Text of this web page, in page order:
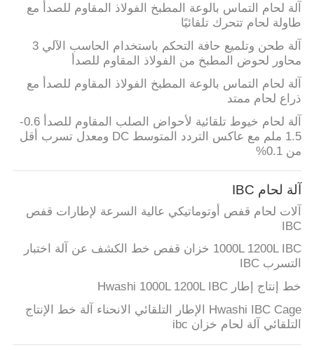
سياسة
الخصوصية
آلة لحام التماس بالوعة المطبخ الفولاذ المقاوم للصدأ مع
طاولة لحام تتحرك تلقائيًا
آلة طحن وتلميع حافة التحكم باستخدام الحاسب الآلي 3
محاور لحوض المطبخ من الفولاذ المقاوم للصدأ
آلة لحام التماس بالوعة المطبخ الفولاذ المقاوم للصدأ مع
ذراع لحام ممتد
آلة لحام خيوط تلقائية لأحواض الصلب المقاوم للصدأ 0.6-
1.5 ملم مع عاكس التردد المتوسط DC ومعدل تسرب أقل
من 0.1%
آلة لحام IBC
آلات لحام قفص أوتوماتيكي عالية السرعة لإطارات قفص
IBC
1000L 1200L IBC خزان قفص خط الكشف عن آلة اختبار
التسرب IBC
خط إنتاج إطار Hwashi 1000L 1200L IBC
Hwashi IBC Cage الإطار التلقائي الانحناء آلة خط الإنتاج
التلقائي آلة لحام خزان ibc